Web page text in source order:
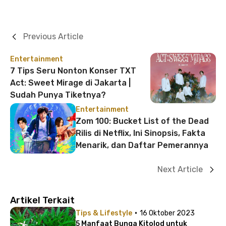
Entertainment
7 Tips Seru Nonton Konser TXT
Act: Sweet Mirage di Jakarta |
Sudah Punya Tiketnya?
Previous Article
Entertainment
Zom 100: Bucket List of the Dead
Rilis di Netflix, Ini Sinopsis, Fakta
Menarik, dan Daftar Pemerannya
Next Article
Artikel Terkait
Tips & Lifestyle · 16 Oktober 2023
5 Manfaat Bunga Kitolod untuk